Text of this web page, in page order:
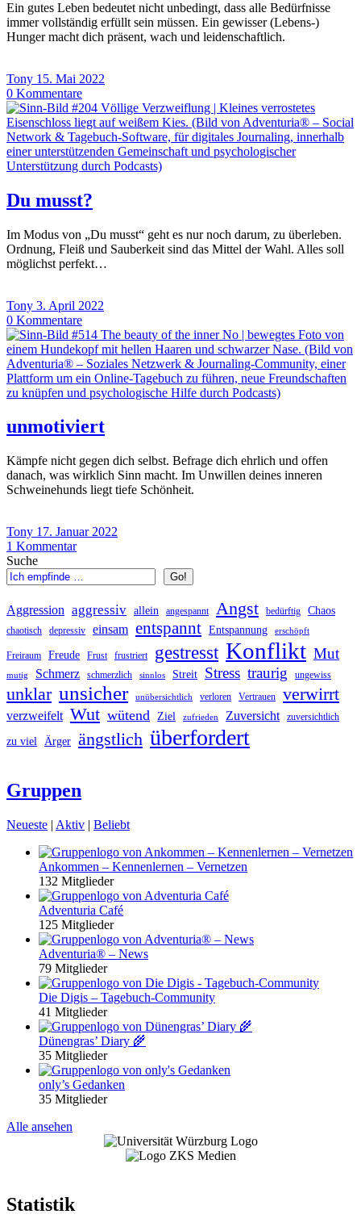
Ein gutes Leben bedeutet nicht unbedingt, dass alle Bedürfnisse
immer vollständig erfüllt sein müssen. Ein gewisser (Lebens-)
Hunger macht dich präsent, wach und leidenschaftlich.
Tony 15. Mai 2022
0 Kommentare
Du musst?
Im Modus von „Du musst“ geht es nur noch darum, zu überleben.
Ordnung, Fleiß und Sauberkeit sind das Mittel der Wahl. Alles soll
möglichst perfekt…
Tony 3. April 2022
0 Kommentare
unmotiviert
Kämpfe nicht gegen dich selbst. Befrage dich ehrlich und offen
danach, was wirklich Sinn macht. Im Unwillen deines inneren
Schweinehunds liegt tiefe Schönheit.
Tony 17. Januar 2022
1 Kommentar
Suche
Go!
Aggression aggressiv allein angespannt Angst bedürftig Chaos
chaotisch depressiv einsam entspannt Entspannung erschöpft
Freiraum Freude Frust frustriert gestresst Konflikt Mut
mutig Schmerz schmerzlich sinnlos Streit Stress traurig ungewiss
unklar unsicher unübersichtlich verloren Vertrauen verwirrt
verzweifelt Wut wütend Ziel zufrieden Zuversicht zuversichtlich
zu viel Ärger ängstlich überfordert
Gruppen
Neueste | Aktiv | Beliebt
Ankommen – Kennenlernen – Vernetzen
132 Mitglieder
Adventuria Café
125 Mitglieder
Adventuria® – News
79 Mitglieder
Die Digis – Tagebuch-Community
41 Mitglieder
Dünengras’ Diary 🌾
35 Mitglieder
only’s Gedanken
35 Mitglieder
Alle ansehen
Statistik